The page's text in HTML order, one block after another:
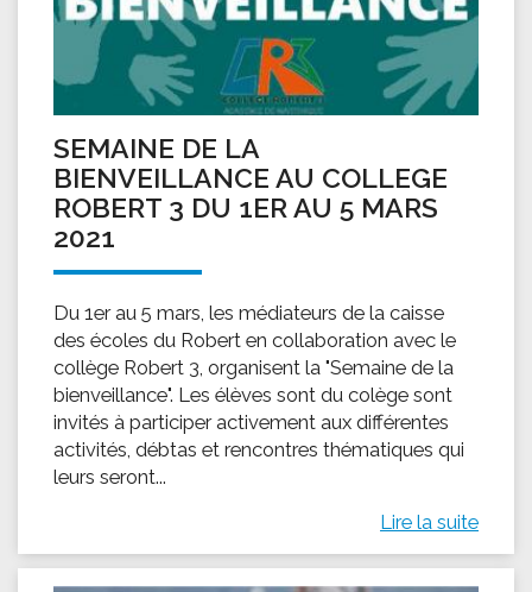
SEMAINE DE LA
BIENVEILLANCE AU COLLEGE
ROBERT 3 DU 1ER AU 5 MARS
2021
Du 1er au 5 mars, les médiateurs de la caisse
des écoles du Robert en collaboration avec le
collège Robert 3, organisent la "Semaine de la
bienveillance". Les élèves sont du colège sont
invités à participer activement aux différentes
activités, débtas et rencontres thématiques qui
leurs seront...
Lire la suite